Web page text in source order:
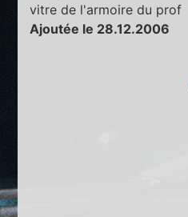
vitre de l'armoire du prof
Ajoutée le 28.12.2006